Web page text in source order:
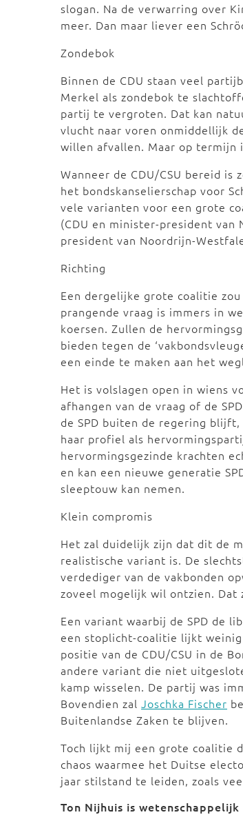
slogan. Na de verwarring over
meer. Dan maar liever een
Zondebok
Binnen de CDU staan veel
Merkel als zondebok te
partij te vergroten. Dat kan
vlucht naar voren onmiddellijk
willen afvallen. Maar op termijn
Wanneer de CDU/CSU bereid is
het bondskanselierschap voor
vele varianten voor een grote
(CDU en minister-president van
president van Noordrijn-
Richting
Een dergelijke grote coalitie
prangende vraag is immers in
koersen. Zullen de
bieden tegen de
een einde te maken aan het
Het is volslagen open in wiens
afhangen van de vraag of de
de SPD buiten de regering
haar profiel als
hervormingsgezinde krachten
en kan een nieuwe generatie
sleeptouw kan nemen.
Klein compromis
Het zal duidelijk zijn dat dit de
realistische variant is. De
verdediger van de vakbonden
zoveel mogelijk wil ontzien.
Een variant waarbij de SPD de
een stoplicht-coalitie lijkt weinig
positie van de CDU/CSU in de
andere variant die niet
kamp wisselen. De partij was
Bovendien zal Joschka Fischer
Buitenlandse Zaken te blijven.
Toch lijkt mij een grote coalitie
chaos waarmee het Duitse
jaar stilstand te leiden, zoals
Ton Nijhuis is